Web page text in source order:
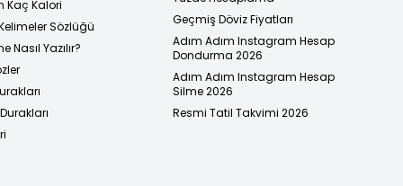
Kaç Kalori
Sözlüğü
Nasıl Yazılır?
Geçmiş Döviz Fiyatları
Adım Adım Instagram Hesap
Dondurma 2026
Adım Adım Instagram Hesap
Silme 2026
Resmi Tatil Takvimi 2026